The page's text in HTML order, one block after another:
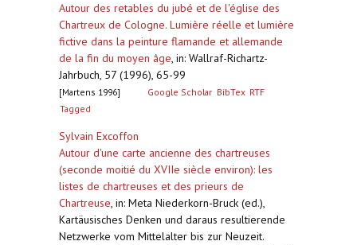
Autour des retables du jubé et de l'église des
Chartreux de Cologne. Lumière réelle et lumière
fictive dans la peinture flamande et allemande
de la fin du moyen âge, in: Wallraf-Richartz-
Jahrbuch, 57 (1996), 65-99
[Martens 1996] Google Scholar BibTex RTF
Tagged
Sylvain Excoffon
Autour d'une carte ancienne des chartreuses
(seconde moitié du XVIIe siècle environ): les
listes de chartreuses et des prieurs de
Chartreuse, in: Meta Niederkorn-Bruck (ed.),
Kartäusisches Denken und daraus resultierende
Netzwerke vom Mittelalter bis zur Neuzeit.